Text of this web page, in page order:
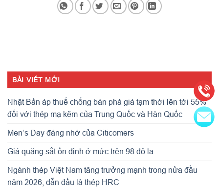
BÀI VIẾT MỚI
Nhật Bản áp thuế chống bán phá giá tạm thời lên tới 55%
đối với thép mạ kẽm của Trung Quốc và Hàn Quốc
Men’s Day đáng nhớ của Citicomers
Giá quặng sắt ổn định ở mức trên 98 đô la
Ngành thép Việt Nam tăng trưởng mạnh trong nửa đầu
năm 2026, dẫn đầu là thép HRC